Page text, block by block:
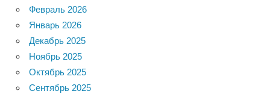
Февраль 2026
Январь 2026
Декабрь 2025
Ноябрь 2025
Октябрь 2025
Сентябрь 2025